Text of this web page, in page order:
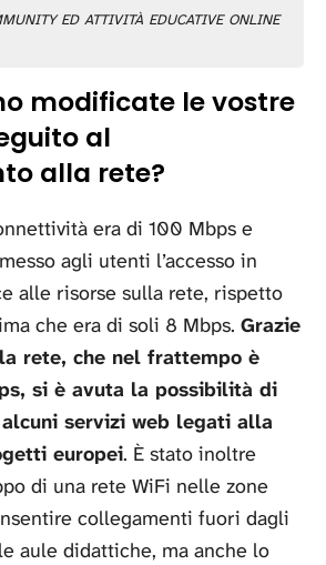
ed attività educative online
modificate le vostre
al
alla rete?
era di 100 Mbps e
agli utenti l’accesso in
alle risorse sulla rete, rispetto
che era di soli 8 Mbps. Grazie
rete, che nel frattempo è
si è avuta la possibilità di
servizi web legati alla
europei. È stato inoltre
di una rete WiFi nelle zone
collegamenti fuori dagli
aule didattiche, ma anche lo